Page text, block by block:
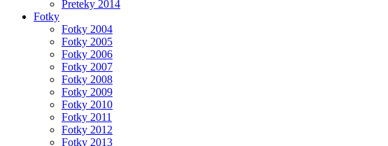
Preteky 2014
Fotky
Fotky 2004
Fotky 2005
Fotky 2006
Fotky 2007
Fotky 2008
Fotky 2009
Fotky 2010
Fotky 2011
Fotky 2012
Fotky 2013